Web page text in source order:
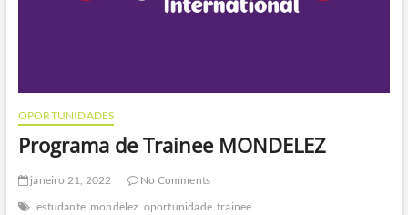
OPORTUNIDADES
Programa de Trainee MONDELEZ
janeiro 21, 2022
No Comments
estudante mondelez oportunidade trainee